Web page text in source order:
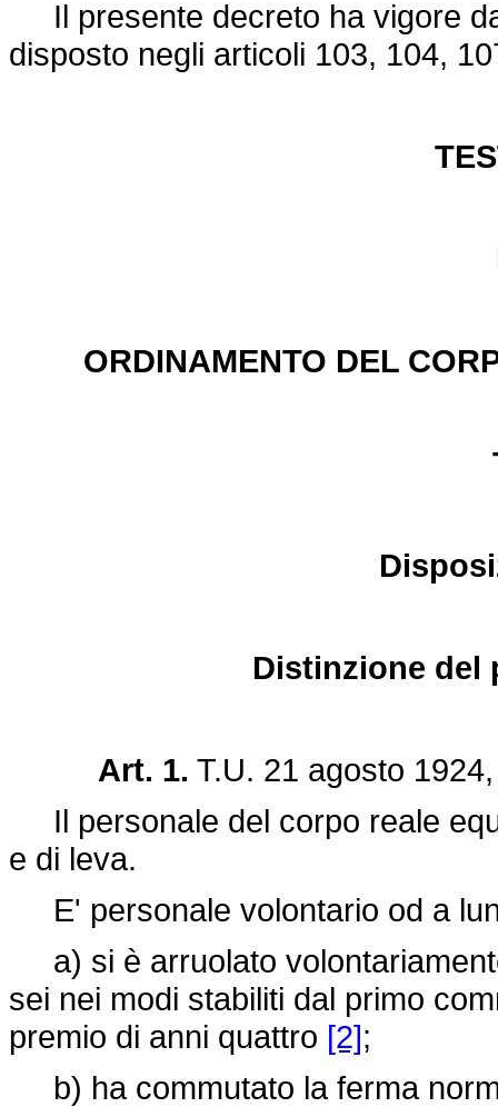
Il presente decreto ha vigore
disposto negli articoli 103, 104,
ORDINAMENTO DEL
Distinzione del
Art. 1. T.U. 21 agosto
Il personale del corpo reale
e di leva.
E' personale volontario od a
a) si è arruolato
sei nei modi stabiliti dal primo
premio di anni quattro [2];
b) ha commutato la ferma